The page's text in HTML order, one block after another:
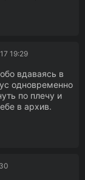
19:29
вдаваясь в
одновременно
по плечу и
в архив.